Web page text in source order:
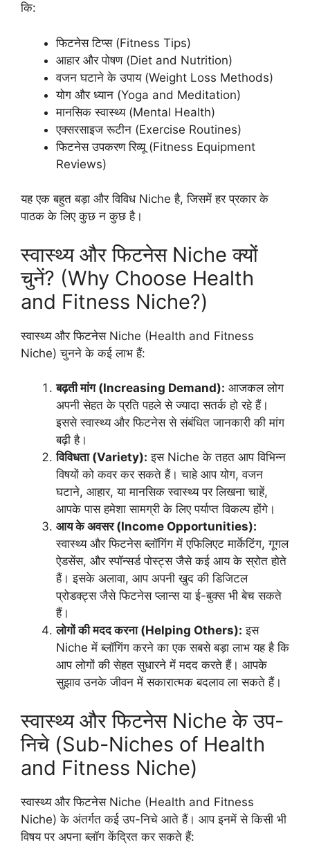
कि:
फिटनेस टिप्स (Fitness Tips)
आहार और पोषण (Diet and Nutrition)
वजन घटाने के उपाय (Weight Loss Methods)
योग और ध्यान (Yoga and Meditation)
मानसिक स्वास्थ्य (Mental Health)
एक्सरसाइज रूटीन (Exercise Routines)
फिटनेस उपकरण रिव्यू (Fitness Equipment
Reviews)
यह एक बहुत बड़ा और विविध Niche है, जिसमें हर प्रकार के
पाठक के लिए कुछ न कुछ है।
स्वास्थ्य और फिटनेस Niche क्यों
चुनें? (Why Choose Health
and Fitness Niche?)
स्वास्थ्य और फिटनेस Niche (Health and Fitness
Niche) चुनने के कई लाभ हैं:
बढ़ती मांग (Increasing Demand): आजकल लोग
अपनी सेहत के प्रति पहले से ज्यादा सतर्क हो रहे हैं।
इससे स्वास्थ्य और फिटनेस से संबंधित जानकारी की मांग
बढ़ी है।
विविधता (Variety): इस Niche के तहत आप विभिन्न
विषयों को कवर कर सकते हैं। चाहे आप योग, वजन
घटाने, आहार, या मानसिक स्वास्थ्य पर लिखना चाहें,
आपके पास हमेशा सामग्री के लिए पर्याप्त विकल्प होंगे।
आय के अवसर (Income Opportunities):
स्वास्थ्य और फिटनेस ब्लॉगिंग में एफिलिएट मार्केटिंग, गूगल
ऐडसेंस, और स्पॉन्सर्ड पोस्ट्स जैसे कई आय के स्रोत होते
हैं। इसके अलावा, आप अपनी खुद की डिजिटल
प्रोडक्ट्स जैसे फिटनेस प्लान्स या ई-बुक्स भी बेच सकते
हैं।
लोगों की मदद करना (Helping Others): इस
Niche में ब्लॉगिंग करने का एक सबसे बड़ा लाभ यह है कि
आप लोगों की सेहत सुधारने में मदद करते हैं। आपके
सुझाव उनके जीवन में सकारात्मक बदलाव ला सकते हैं।
स्वास्थ्य और फिटनेस Niche के उप-
निचे (Sub-Niches of Health
and Fitness Niche)
स्वास्थ्य और फिटनेस Niche (Health and Fitness
Niche) के अंतर्गत कई उप-निचे आते हैं। आप इनमें से किसी भी
विषय पर अपना ब्लॉग केंद्रित कर सकते हैं: